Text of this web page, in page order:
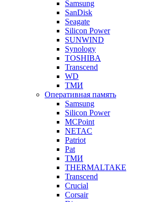
Samsung
SanDisk
Seagate
Silicon Power
SUNWIND
Synology
TOSHIBA
Transcend
WD
ТМИ
Оперативная память
Samsung
Silicon Power
MCPoint
NETAC
Patriot
Pat
ТМИ
THERMALTAKE
Transcend
Crucial
Corsair